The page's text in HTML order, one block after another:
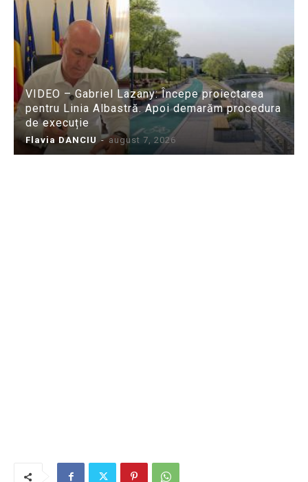
VIDEO – Gabriel Lazany: Începe proiectarea
pentru Linia Albastră. Apoi demarăm procedura
de execuție
Flavia DANCIU - august 7, 2026